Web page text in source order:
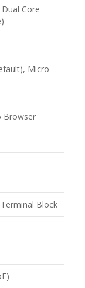
Core
Micro
Browser
Block